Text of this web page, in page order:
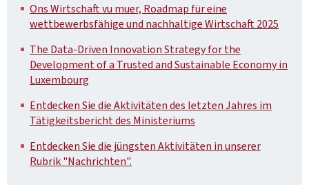
Ons Wirtschaft vu muer, Roadmap für eine
wettbewerbsfähige und nachhaltige Wirtschaft 2025
The Data-Driven Innovation Strategy for the
Development of a Trusted and Sustainable Economy in
Luxembourg
Entdecken Sie die Aktivitäten des letzten Jahres im
Tätigkeitsbericht des Ministeriums
Entdecken Sie die jüngsten Aktivitäten in unserer
Rubrik "Nachrichten".